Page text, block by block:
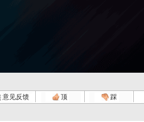
意见反馈 顶 踩